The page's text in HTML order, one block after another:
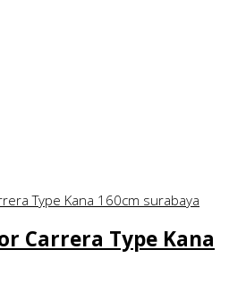
Carrera Type Kana